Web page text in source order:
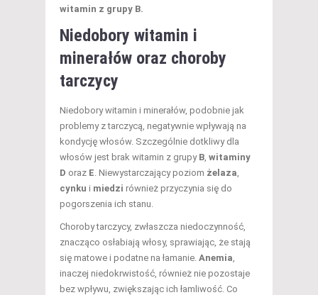
witamin z grupy B.
Niedobory witamin i
minerałów oraz choroby
tarczycy
Niedobory witamin i minerałów, podobnie jak
problemy z tarczycą, negatywnie wpływają na
kondycję włosów. Szczególnie dotkliwy dla
włosów jest brak witamin z grupy B witaminy
D oraz E . Niewystarczający poziom żelaza
cynku i miedzi również przyczynia się do
pogorszenia ich stanu.
Choroby tarczycy, zwłaszcza niedoczynność,
znacząco osłabiają włosy, sprawiając, że stają
się matowe i podatne na łamanie. Anemia
inaczej niedokrwistość, również nie pozostaje
bez wpływu, zwiększając ich łamliwość. Co